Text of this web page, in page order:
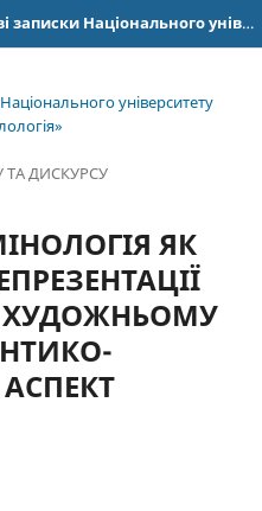
Науковий журнал «Наукові записки Національного університету «Острозька академія»: серія «Філологія»
університету
ТА ДИСКУРСУ
ЯК
ХУДОЖНЬОМУ